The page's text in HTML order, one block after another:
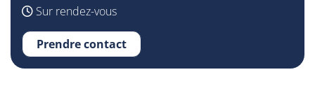
Sur rendez-vous
Prendre contact